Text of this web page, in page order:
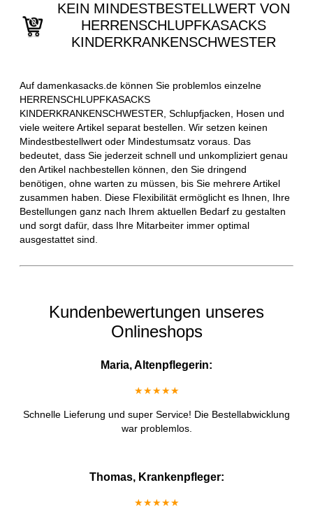
KEIN MINDESTBESTELLWERT VON
HERRENSCHLUPFKASACKS
KINDERKRANKENSCHWESTER
Auf damenkasacks.de können Sie problemlos einzelne
HERRENSCHLUPFKASACKS
KINDERKRANKENSCHWESTER, Schlupfjacken, Hosen und
viele weitere Artikel separat bestellen. Wir setzen keinen
Mindestbestellwert oder Mindestumsatz voraus. Das
bedeutet, dass Sie jederzeit schnell und unkompliziert genau
den Artikel nachbestellen können, den Sie dringend
benötigen, ohne warten zu müssen, bis Sie mehrere Artikel
zusammen haben. Diese Flexibilität ermöglicht es Ihnen, Ihre
Bestellungen ganz nach Ihrem aktuellen Bedarf zu gestalten
und sorgt dafür, dass Ihre Mitarbeiter immer optimal
ausgestattet sind.
Kundenbewertungen unseres
Onlineshops
Maria, Altenpflegerin:
★★★★★
Schnelle Lieferung und super Service! Die Bestellabwicklung
war problemlos.
Thomas, Krankenpfleger:
★★★★★